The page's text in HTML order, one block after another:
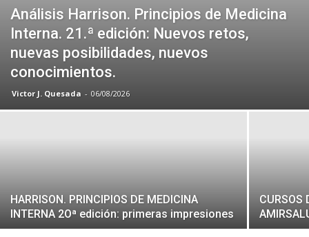
Análisis Harrison. Principios de Medicina
Interna. 21.ª edición: Nuevos retos,
nuevas posibilidades, nuevos
conocimientos.
Victor J. Quesada - 06/08/2026
HARRISON. PRINCIPIOS DE MEDICINA
INTERNA 2Oª edición: primeras impresiones
CURSOS